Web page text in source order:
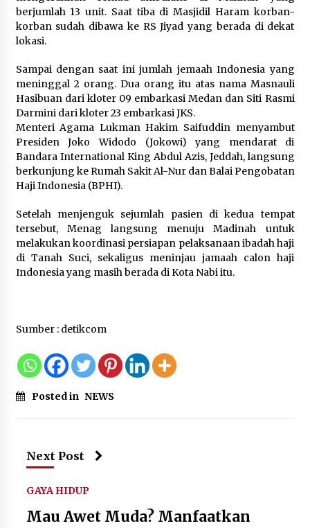
KKM Universitas Bina Bangsa
Kelompok 83 Laksanakan
Sebagai Upaya Memperkuat
Pemasaran UMKM di Desa Cempaka
6 Agustus 2026
Jaga Kebugaran Petugas, Lapas
Kelas I Tangerang Gelar Cek
Kesehatan Gratis dan Skrining TB
Lanjutan
6 Agustus 2026
Kemenkum Malut Dorong
Perlindungan Hak Cipta Musik di Era
Digital, Sosialisasikan Pencatatan
Gratis dan Penguatan Royalti
Dikunjungi PWI, Wawan Fauzi: Peran
hingga Fatal
6 Agustus 2026
berjumlah 13 unit. Saat tiba di Masjidil Haram korban-
korban sudah dibawa ke RS Jiyad yang berada di dekat
lokasi.
Sampai dengan saat ini jumlah jemaah Indonesia yang
meninggal 2 orang. Dua orang itu atas nama Masnauli
Hasibuan dari kloter 09 embarkasi Medan dan Siti Rasmi
Darmini dari kloter 23 embarkasi JKS.
Menteri Agama Lukman Hakim Saifuddin menyambut
Presiden Joko Widodo (Jokowi) yang mendarat di
Bandara International King Abdul Azis, Jeddah, langsung
berkunjung ke Rumah Sakit Al-Nur dan Balai Pengobatan
Haji Indonesia (BPHI).
Setelah menjenguk sejumlah pasien di kedua tempat
tersebut, Menag langsung menuju Madinah untuk
melakukan koordinasi persiapan pelaksanaan ibadah haji
di Tanah Suci, sekaligus meninjau jamaah calon haji
Indonesia yang masih berada di Kota Nabi itu.
Sumber : detikcom
Posted in NEWS
Next Post
GAYA HIDUP
Mau Awet Muda? Manfaatkan